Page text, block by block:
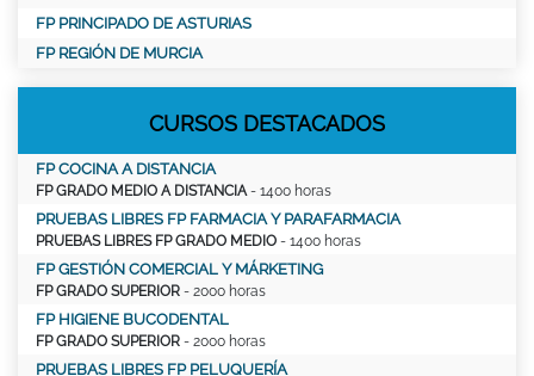
FP PRINCIPADO DE ASTURIAS
FP REGIÓN DE MURCIA
CURSOS DESTACADOS
FP COCINA A DISTANCIA
FP GRADO MEDIO A DISTANCIA - 1400 horas
PRUEBAS LIBRES FP FARMACIA Y PARAFARMACIA
PRUEBAS LIBRES FP GRADO MEDIO - 1400 horas
FP GESTIÓN COMERCIAL Y MÁRKETING
FP GRADO SUPERIOR - 2000 horas
FP HIGIENE BUCODENTAL
FP GRADO SUPERIOR - 2000 horas
PRUEBAS LIBRES FP PELUQUERÍA